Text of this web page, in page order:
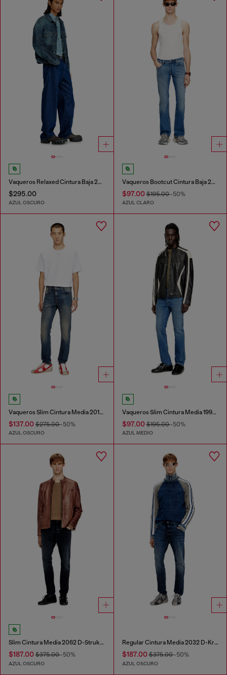
Vaqueros Relaxed Cintura Baja 2001 D-Macro
$295.00
AZUL OSCURO
Vaqueros Bootcut Cintura Baja 2007 Zatiny
$97.00$195.00-50%
AZUL CLARO
Vaqueros Slim Cintura Media 2019 D-Strukt
$137.00 $275.00-50%
AZUL OSCURO
Vaqueros Slim Cintura Media 1993 D-Vyl
$97.00$195.00-50%
AZUL MEDIO
Slim Cintura Media 2062 D-Strukt Joggjeans®
$187.00 $375.00-50%
AZUL OSCURO
Regular Cintura Media 2032 D-Krooley Joggjeans®
$187.00$375.00-50%
AZUL OSCURO